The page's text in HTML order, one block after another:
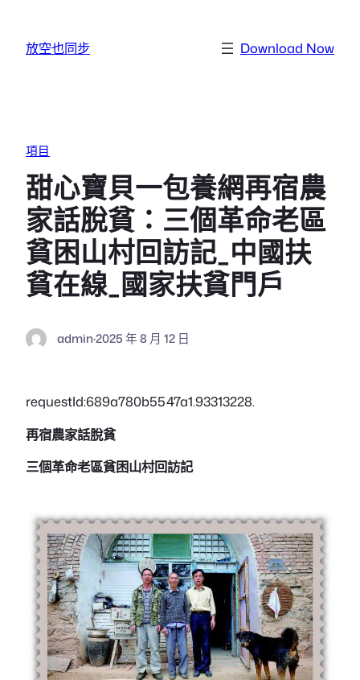
放空也同步 Download Now
項目
甜心寶貝一包養網再宿農
家話脫貧：三個革命老區
貧困山村回訪記_中國扶
貧在線_國家扶貧門戶
admin·2025 年 8 月 12 日
requestId:689a780b5547a1.93313228.
再宿農家話脫貧
三個革命老區貧困山村回訪記